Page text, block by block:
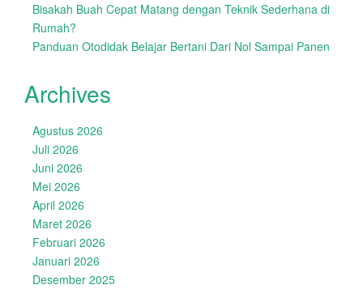
Bisakah Buah Cepat Matang dengan Teknik Sederhana di
Rumah?
Panduan Otodidak Belajar Bertani Dari Nol Sampai Panen
Archives
Agustus 2026
Juli 2026
Juni 2026
Mei 2026
April 2026
Maret 2026
Februari 2026
Januari 2026
Desember 2025